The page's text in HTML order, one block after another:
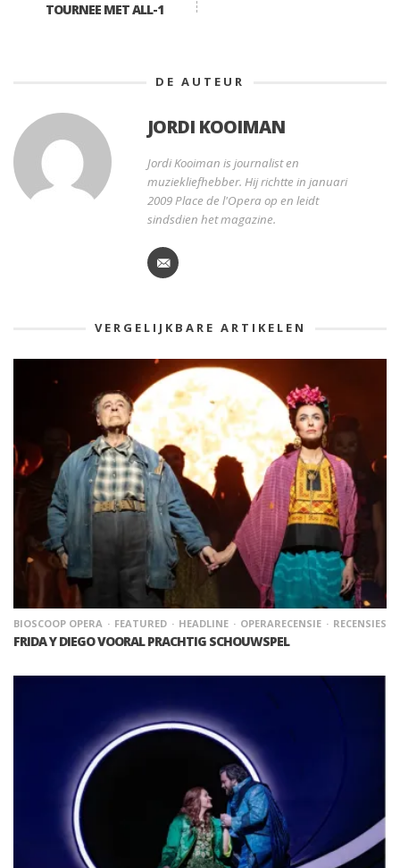
TOURNEE MET ALL-1
DE AUTEUR
JORDI KOOIMAN
Jordi Kooiman is journalist en
muziekliefhebber. Hij richtte in januari
2009 Place de l'Opera op en leidt
sindsdien het magazine.
VERGELIJKBARE ARTIKELEN
BIOSCOOP OPERA FEATURED HEADLINE OPERARECENSIE RECENSIES
FRIDA Y DIEGO VOORAL PRACHTIG SCHOUWSPEL